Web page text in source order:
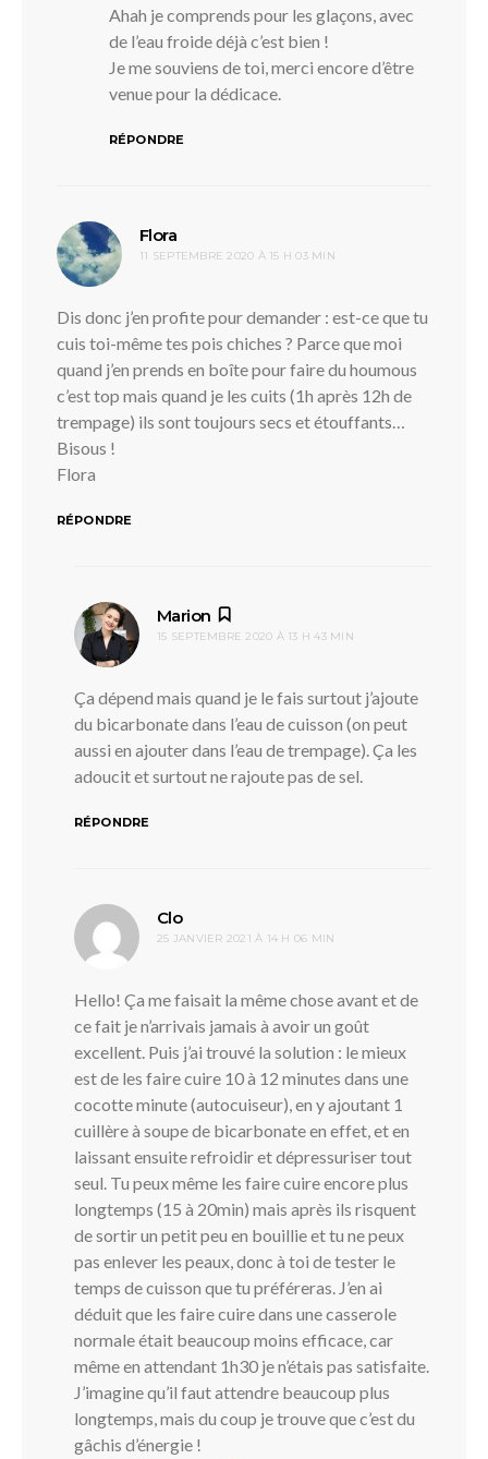
Ahah je comprends pour les glaçons, avec
de l’eau froide déjà c’est bien !
Je me souviens de toi, merci encore d’être
venue pour la dédicace.
RÉPONDRE
Flora
11 SEPTEMBRE 2020 À 15 H 03 MIN
Dis donc j’en profite pour demander : est-ce que tu
cuis toi-même tes pois chiches ? Parce que moi
quand j’en prends en boîte pour faire du houmous
c’est top mais quand je les cuits (1h après 12h de
trempage) ils sont toujours secs et étouffants…
Bisous !
Flora
RÉPONDRE
Marion
15 SEPTEMBRE 2020 À 13 H 43 MIN
Ça dépend mais quand je le fais surtout j’ajoute
du bicarbonate dans l’eau de cuisson (on peut
aussi en ajouter dans l’eau de trempage). Ça les
adoucit et surtout ne rajoute pas de sel.
RÉPONDRE
Clodit :
25 JANVIER 2021 À 14 H 06 MIN
Hello! Ça me faisait la même chose avant et de
ce fait je n’arrivais jamais à avoir un goût
excellent. Puis j’ai trouvé la solution : le mieux
est de les faire cuire 10 à 12 minutes dans une
cocotte minute (autocuiseur), en y ajoutant 1
cuillère à soupe de bicarbonate en effet, et en
laissant ensuite refroidir et dépressuriser tout
seul. Tu peux même les faire cuire encore plus
longtemps (15 à 20min) mais après ils risquent
de sortir un petit peu en bouillie et tu ne peux
pas enlever les peaux, donc à toi de tester le
temps de cuisson que tu préféreras. J’en ai
déduit que les faire cuire dans une casserole
normale était beaucoup moins efficace, car
même en attendant 1h30 je n’étais pas satisfaite.
J’imagine qu’il faut attendre beaucoup plus
longtemps, mais du coup je trouve que c’est du
gâchis d’énergie !